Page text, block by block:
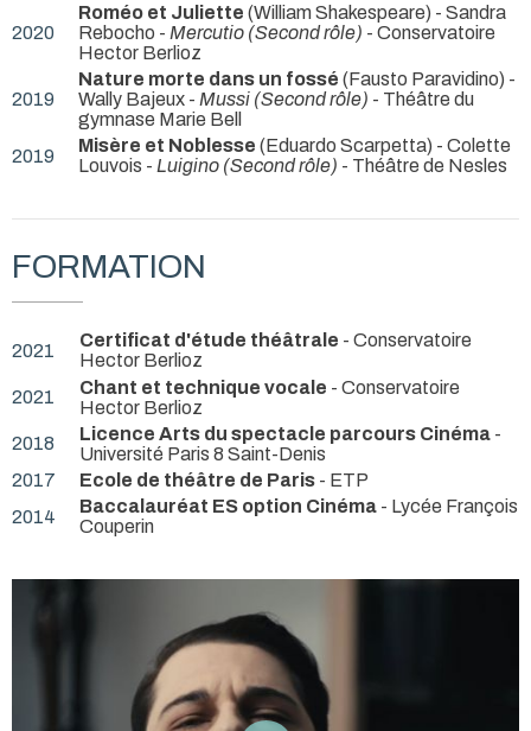
2020
Roméo et Juliette (William Shakespeare) - Sandra
Rebocho - Mercutio (Second rôle) - Conservatoire
Hector Berlioz
2019
Nature morte dans un fossé (Fausto Paravidino) -
Wally Bajeux - Mussi (Second rôle) - Théâtre du
gymnase Marie Bell
2019
Misère et Noblesse (Eduardo Scarpetta) - Colette
Louvois - Luigino (Second rôle) - Théâtre de Nesles
FORMATION
2021 Certificat d'étude théâtrale - Conservatoire
Hector Berlioz
2021
Chant et technique vocale - Conservatoire
Hector Berlioz
2018
Licence Arts du spectacle parcours Cinéma -
Université Paris 8 Saint-Denis
2017
Ecole de théâtre de Paris - ETP
2014
Baccalauréat ES option Cinéma - Lycée François
Couperin